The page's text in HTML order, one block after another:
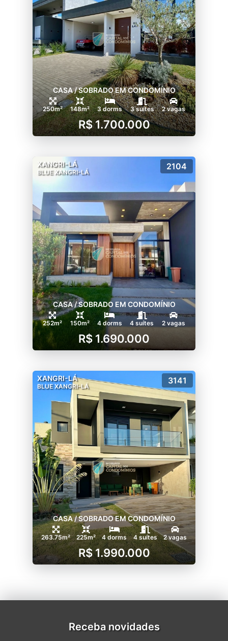
CASA / SOBRADO EM CONDOMÍNIO
250m² 148m² 3 dorms 3 suítes 2 vagas
R$ 1.700.000
XANGRI-LÁ
BLUE XANGRI-LÁ
2104
CASA / SOBRADO EM CONDOMÍNIO
252m² 150m² 4 dorms 4 suítes 2 vagas
R$ 1.690.000
XANGRI-LÁ
BLUE XANGRI-LÁ
3141
CASA / SOBRADO EM CONDOMÍNIO
263.75m² 225m² 4 dorms 4 suítes 2 vagas
R$ 1.990.000
Receba novidades